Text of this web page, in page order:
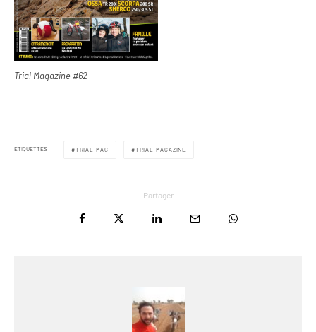
Trial Magazine #62
ÉTIQUETTES TRIAL MAG TRIAL MAGAZINE
Partager